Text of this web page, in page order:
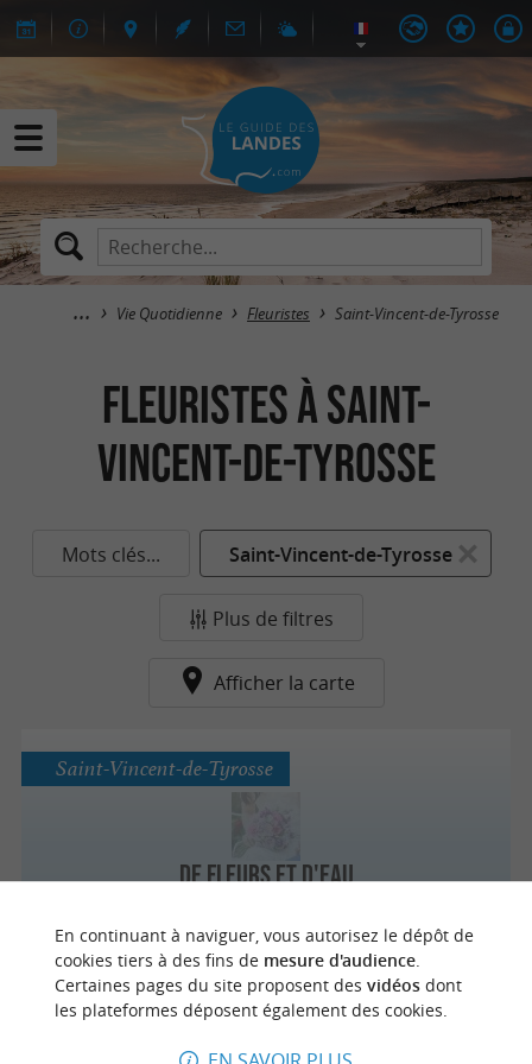
Vie Quotidienne Fleuristes Saint-Vincent-de-Tyrosse
Fleuristes à Saint-
Vincent-de-Tyrosse
Mots clés... Saint-Vincent-de-Tyrosse
Plus de filtres
Afficher la carte
De Fleurs et d'Eau
Saint-Vincent-de-Tyrosse
En continuant à naviguer, vous autorisez le dépôt de
cookies tiers à des fins de mesure d'audience.
Certaines pages du site proposent des vidéosdont
les plateformes déposent également des cookies.